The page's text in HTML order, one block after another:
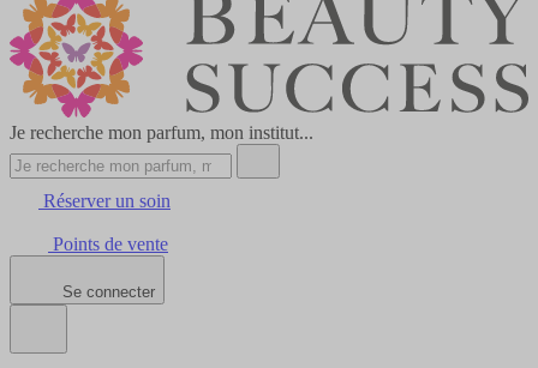
Je recherche mon parfum, mon institut...
Réserver un soin
Points de vente
Se connecter